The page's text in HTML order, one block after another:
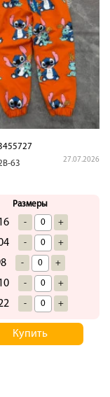
63
27.07.2026
Размеры
- +
- +
- +
- +
- +
Купить